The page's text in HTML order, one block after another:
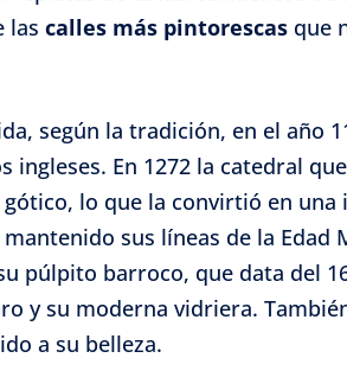
lascalles más pintorescas que
según la tradición, en el año
ingleses. En 1272 la catedral
lo que la convirtió en
sus líneas de la Edad
púlpito barroco, que data del
y su moderna vidriera.
a su belleza.